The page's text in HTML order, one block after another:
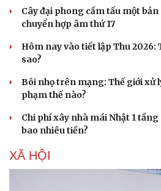
Cây đại phong cầm tấu một
chuyển hợp âm thứ 17
Hôm nay vào tiết lập Thu 2026:
sao?
Bôi nhọ trên mạng: Thế giới xử
phạm thế nào?
Chi phí xây nhà mái Nhật 1
bao nhiêu tiền?
XÃ HỘI